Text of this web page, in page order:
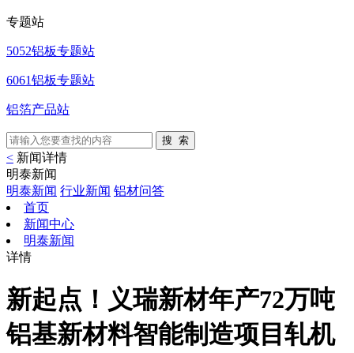
专题站
5052铝板专题站
6061铝板专题站
铝箔产品站
< 新闻详情
明泰新闻
明泰新闻 行业新闻 铝材问答
首页
新闻中心
明泰新闻
详情
新起点！义瑞新材年产72万吨
铝基新材料智能制造项目轧机